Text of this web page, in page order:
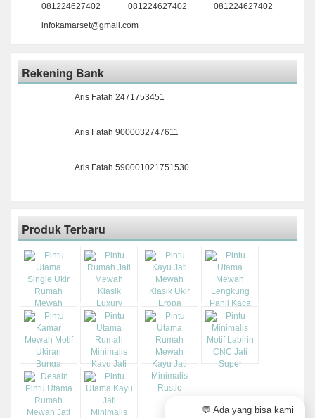
081224627402 081224627402
081224627402
infokamarset@gmail.com
Rekening Bank
Aris Fatah 2471753451
Aris Fatah 9000032747611
Aris Fatah 590001021751530
Produk Terbaru
💬 Ada yang bisa kami